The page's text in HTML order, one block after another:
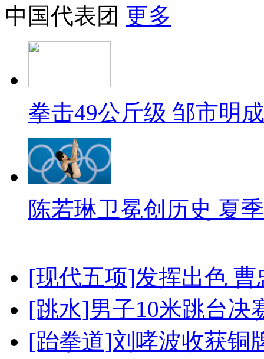
中国代表团 更多
拳击49公斤级 邹市明
陈若琳卫冕创历史 夏
[现代五项]发挥出色
[跳水]男子10米跳台决
[跆拳道]刘哮波收获铜